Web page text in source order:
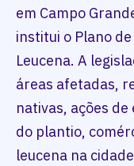
em Campo
institui o Plano
Leucena. A
áreas afetadas,
nativas, ações
do plantio,
leucena na